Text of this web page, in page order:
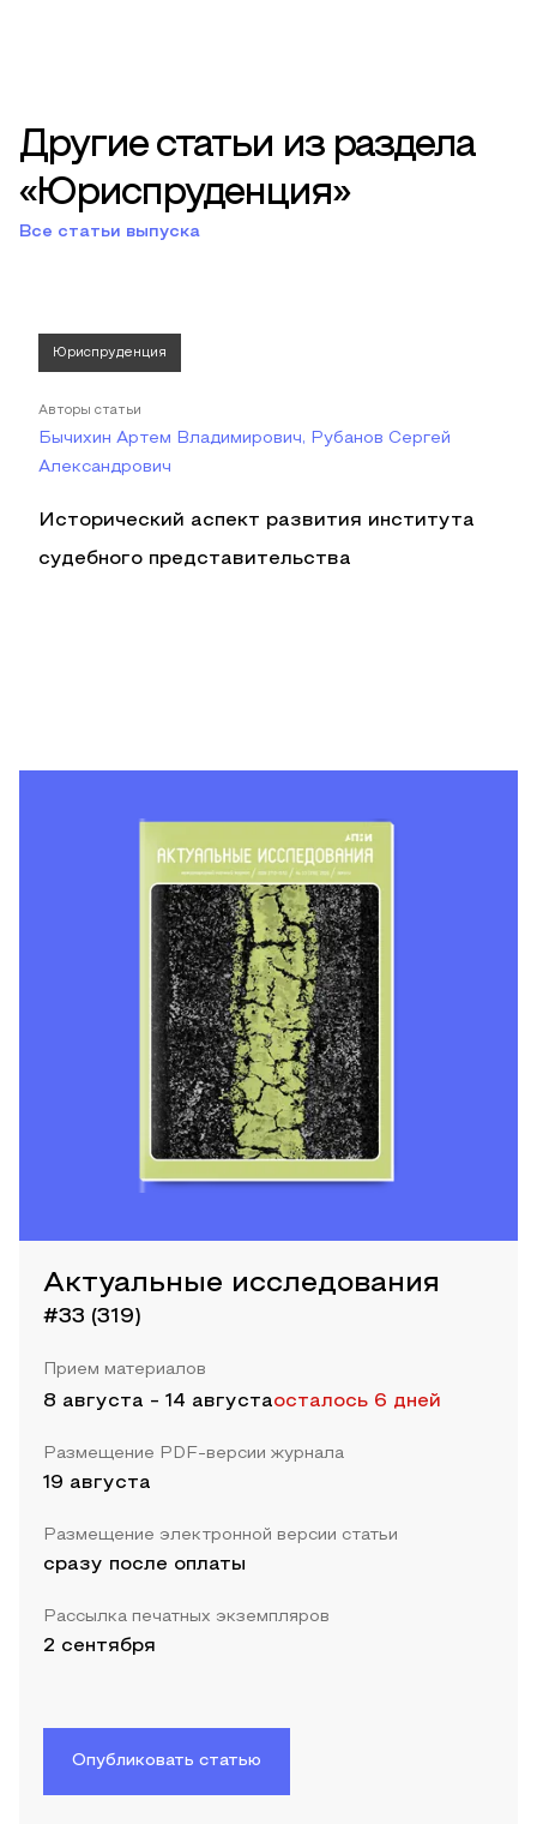
Другие статьи из раздела
«Юриспруденция»
Все статьи выпуска
Юриспруденция
Авторы статьи
Бычихин Артем Владимирович, Рубанов Сергей
Александрович
Исторический аспект развития института
судебного представительства
Актуальные исследования
#33 (319)
Прием материалов
8 августа - 14 августаосталось 6 дней
Размещение PDF-версии журнала
19 августа
Размещение электронной версии статьи
сразу после оплаты
Рассылка печатных экземпляров
2 сентября
Опубликовать статью